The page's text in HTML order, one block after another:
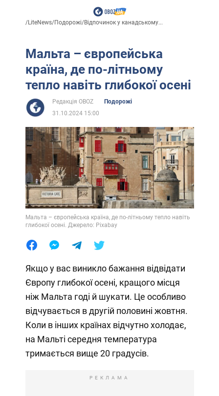
/LiteNews/Подорожі/Відпочинок у канадському...
Мальта – європейська
країна, де по-літньому
тепло навіть глибокої осені
Редакція OBOZ
Подорожі
31.10.2024 15:00
Мальта – європейська країна, де по-літньому тепло навіть
глибокої осені. Джерело: Pixabay
Якщо у вас виникло бажання відвідати
Європу глибокої осені, кращого місця
ніж Мальта годі й шукати. Це особливо
відчувається в другій половині жовтня.
Коли в інших країнах відчутно холодає,
на Мальті середня температура
тримається вище 20 градусів.
РЕКЛАМА